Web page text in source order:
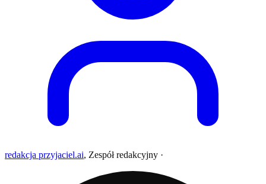
redakcja przyjaciel.ai, Zespół redakcyjny ·